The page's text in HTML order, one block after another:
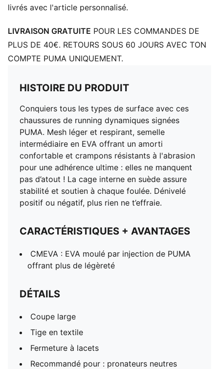
livrés avec l'article personnalisé.
LIVRAISON GRATUITE POUR LES COMMANDES DE
PLUS DE 40€. RETOURS SOUS 60 JOURS AVEC TON
COMPTE PUMA UNIQUEMENT.
HISTOIRE DU PRODUIT
Conquiers tous les types de surface avec ces
chaussures de running dynamiques signées
PUMA. Mesh léger et respirant, semelle
intermédiaire en EVA offrant un amorti
confortable et crampons résistants à l'abrasion
pour une adhérence ultime : elles ne manquent
pas d’atout ! La cage interne en suède assure
stabilité et soutien à chaque foulée. Dénivelé
positif ou négatif, plus rien ne t’effraie.
CARACTÉRISTIQUES + AVANTAGES
CMEVA : EVA moulé par injection de PUMA
offrant plus de légèreté
DÉTAILS
Coupe large
Tige en textile
Fermeture à lacets
Recommandé pour : pronateurs neutres